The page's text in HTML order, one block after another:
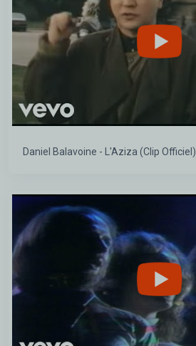
Daniel Balavoine - L'Aziza (Clip Officiel)